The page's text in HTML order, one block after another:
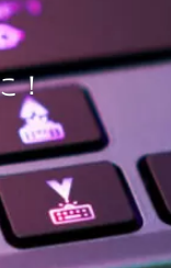
！